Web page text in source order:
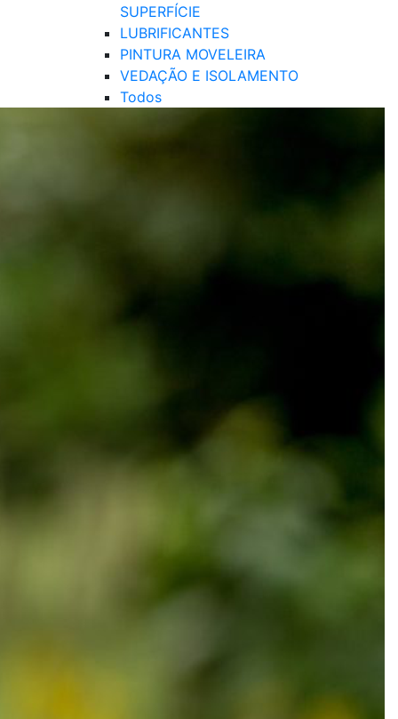
SUPERFÍCIE
LUBRIFICANTES
PINTURA MOVELEIRA
VEDAÇÃO E ISOLAMENTO
Todos